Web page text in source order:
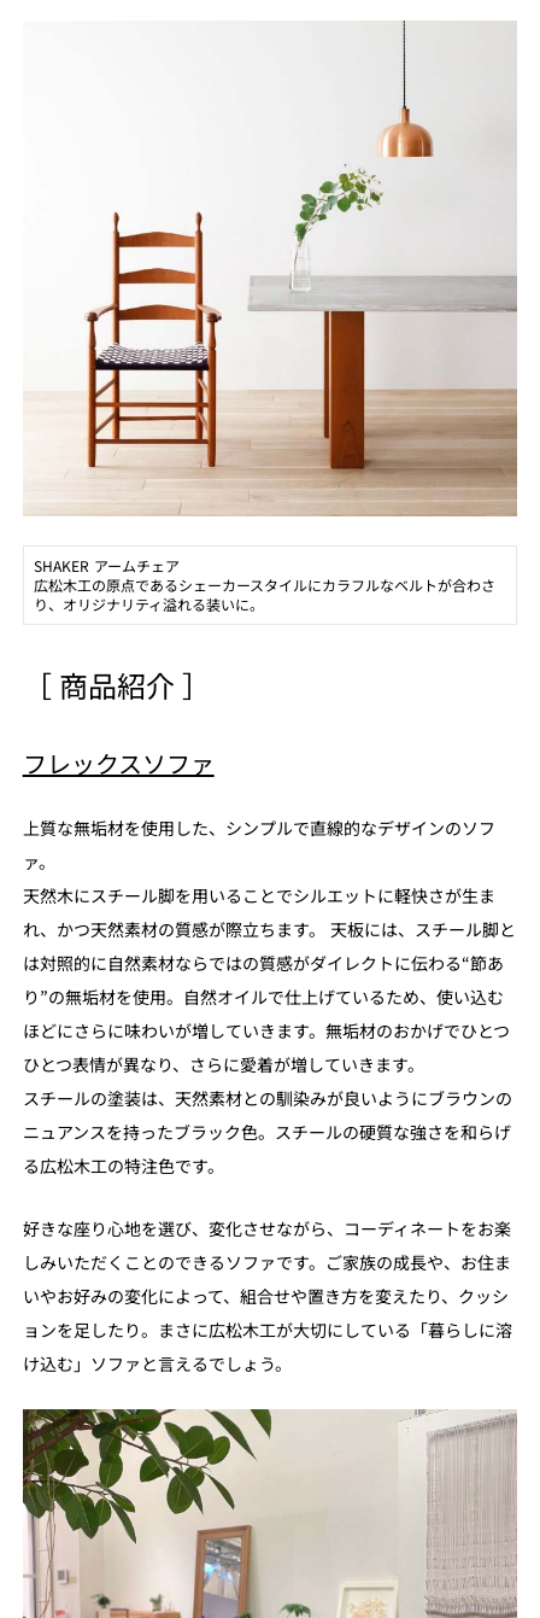
SHAKER アームチェア
広松木工の原点であるシェーカースタイルにカラフルなベルトが合わさ
り、オリジナリティ溢れる装いに。
［ 商品紹介 ］
フレックスソファ
上質な無垢材を使用した、シンプルで直線的なデザインのソフ
ァ。
天然木にスチール脚を用いることでシルエットに軽快さが生ま
れ、かつ天然素材の質感が際立ちます。 天板には、スチール脚と
は対照的に自然素材ならではの質感がダイレクトに伝わる“節あ
り”の無垢材を使用。自然オイルで仕上げているため、使い込む
ほどにさらに味わいが増していきます。無垢材のおかげでひとつ
ひとつ表情が異なり、さらに愛着が増していきます。
スチールの塗装は、天然素材との馴染みが良いようにブラウンの
ニュアンスを持ったブラック色。スチールの硬質な強さを和らげ
る広松木工の特注色です。
好きな座り心地を選び、変化させながら、コーディネートをお楽
しみいただくことのできるソファです。ご家族の成長や、お住ま
いやお好みの変化によって、組合せや置き方を変えたり、クッシ
ョンを足したり。まさに広松木工が大切にしている「暮らしに溶
け込む」ソファと言えるでしょう。